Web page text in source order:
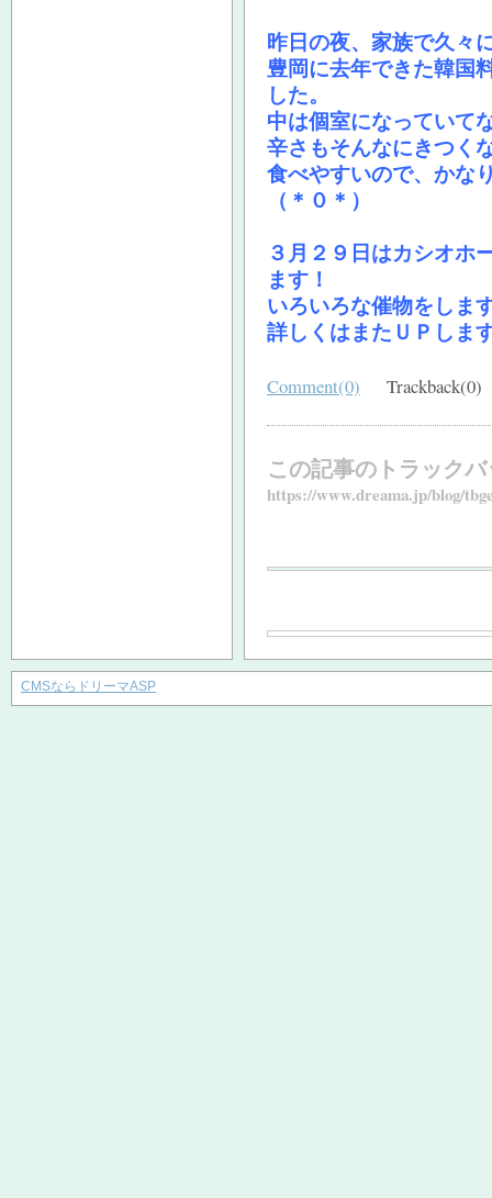
昨日の夜、家族で久々
豊岡に去年できた韓国
した。
中は個室になっていて
辛さもそんなにきつく
食べやすいので、かな
（＊０＊）
３月２９日はカシオホ
ます！
いろいろな催物をしま
詳しくはまたＵＰしま
Comment(0) Trackback(0)
この記事のトラック
https://www.dreama.jp/blog/
CMSならドリーマASP